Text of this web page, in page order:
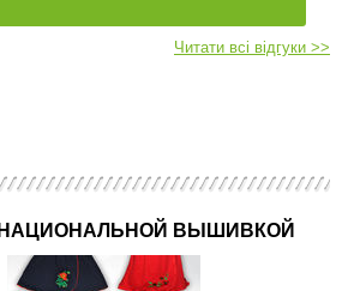
ВЫШИВКОЙ
Читати всі відгуки >>